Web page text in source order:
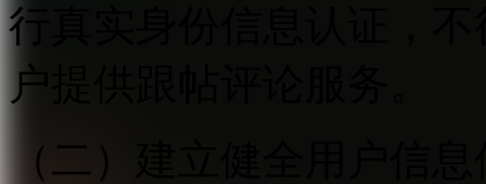
行真实身份信息认证，
户提供跟帖评论服务。
（二）建立健全用户信